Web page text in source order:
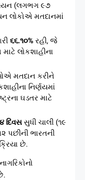
(લગભગ ૯૭
લોકોએ મતદાનમાં
૬૬.૧૦% રહી, જે
લોકશાહીના
મતદાન કરીને
નિર્ણયમાં
ઘડતર માટે
દિવસસુધી ચાલી (૧૯
પછીની ભારતની
છે.